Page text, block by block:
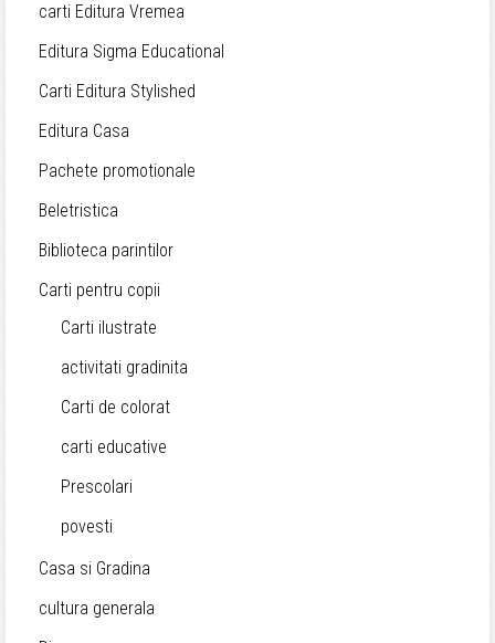
carti Editura Vremea
Editura Sigma Educational
Carti Editura Stylished
Editura Casa
Pachete promotionale
Beletristica
Biblioteca parintilor
Carti pentru copii
Carti ilustrate
activitati gradinita
Carti de colorat
carti educative
Prescolari
povesti
Casa si Gradina
cultura generala